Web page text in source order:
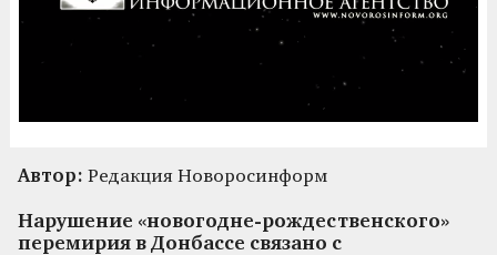
Автор: Редакция Новоросинформ
Нарушение «новогодне-рождественского»
перемирия в Донбассе связано с